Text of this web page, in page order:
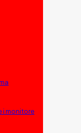
i monitore